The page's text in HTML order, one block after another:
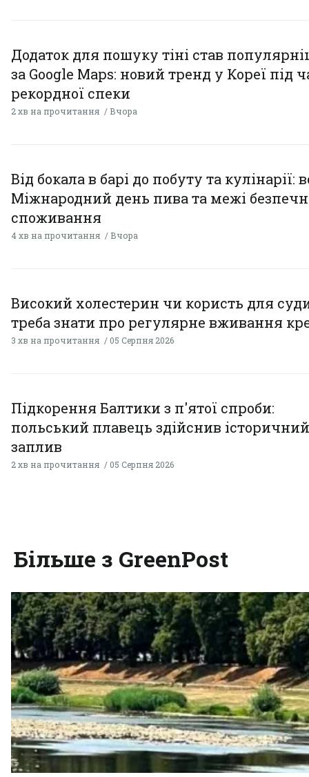
Додаток для пошуку тіні став
за Google Maps: новий тренд у Кореї під
рекордної спеки
2 хв на прочитання Вчора
Від бокала в барі до побуту та кулінарії:
Міжнародний день пива та межі
споживання
4 хв на прочитання Вчора
Високий холестерин чи користь для
треба знати про регулярне вживання
3 хв на прочитання 05 Серпня 2026
Підкорення Балтики з п'ятої спроби:
польський плавець здійснив історичний
заплив
2 хв на прочитання 05 Серпня 2026
Більше з GreenPost